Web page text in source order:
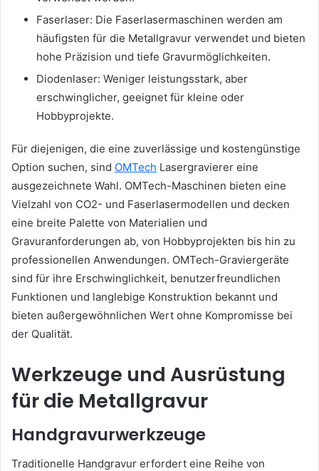
Faserlaser: Die Faserlasermaschinen werden am
häufigsten für die Metallgravur verwendet und bieten
hohe Präzision und tiefe Gravurmöglichkeiten.
Diodenlaser: Weniger leistungsstark, aber
erschwinglicher, geeignet für kleine oder
Hobbyprojekte.
Für diejenigen, die eine zuverlässige und kostengünstige
Option suchen, sind OMTech Lasergravierer eine
ausgezeichnete Wahl. OMTech-Maschinen bieten eine
Vielzahl von CO2- und Faserlasermodellen und decken
eine breite Palette von Materialien und
Gravuranforderungen ab, von Hobbyprojekten bis hin zu
professionellen Anwendungen. OMTech-Graviergeräte
sind für ihre Erschwinglichkeit, benutzerfreundlichen
Funktionen und langlebige Konstruktion bekannt und
bieten außergewöhnlichen Wert ohne Kompromisse bei
der Qualität.
Werkzeuge und Ausrüstung
für die Metallgravur
Handgravurwerkzeuge
Traditionelle Handgravur erfordert eine Reihe von